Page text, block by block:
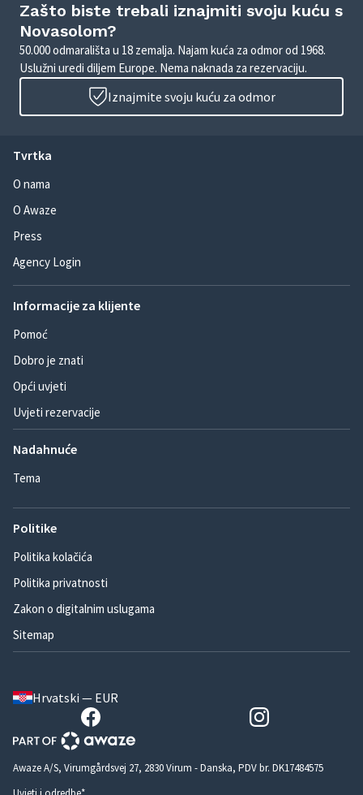
Zašto biste trebali iznajmiti svoju kuću s
Novasolom?
50.000 odmarališta u 18 zemalja. Najam kuća za odmor od 1968.
Uslužni uredi diljem Europe. Nema naknada za rezervaciju.
Iznajmite svoju kuću za odmor
Tvrtka
O nama
O Awaze
Press
Agency Login
Informacije za klijente
Pomoć
Dobro je znati
Opći uvjeti
Uvjeti rezervacije
Nadahnuće
Tema
Politike
Politika kolačića
Politika privatnosti
Zakon o digitalnim uslugama
Sitemap
Hrvatski — EUR
Awaze A/S, Virumgårdsvej 27, 2830 Virum - Danska, PDV br. DK17484575